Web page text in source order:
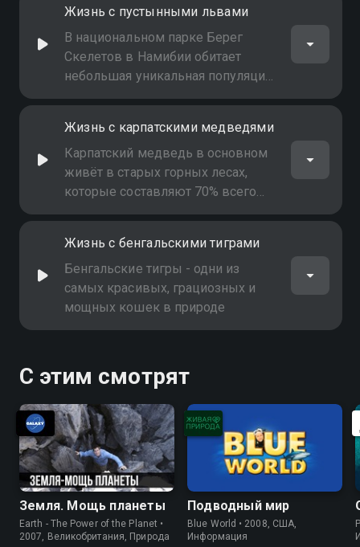
Жизнь с пустынными львами
В национальном парке Берег
Скелетов в Намибии обитает
небольшая уникальная популяция
львов, адаптированная к суровым
Жизнь с карпатскими медведями
Карпатский медведь в основном
живёт в старых горных лесах,
которые составляют 70% всего
карпатского леса
Жизнь с бенгальскими тиграми
Бенгальские тигры - одни из
самых красивых, грациозных и
мощных кошек в природе
С этим смотрят
Земля. Мощь планеты
Earth - The Power of the Planet •
2007, Великобритания, Природа
Подводный мир
Blue World • 2008, США,
Информация